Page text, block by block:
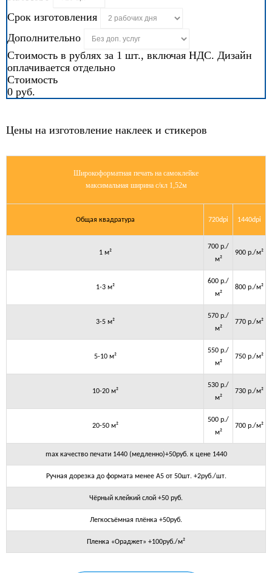
Срок изготовления
Дополнительно
Стоимость в рублях за 1 шт., включая НДС. Дизайн
оплачивается отдельно
Стоимость
0 руб.
Цены на изготовление наклеек и стикеров
Широкоформатная печать на самоклейке
максимальная ширина с/кл 1,52м
Общая квадратура 720dpi 1440dpi
1 м²
700 р./
м²
900 р./м²
1-3 м²
600 р./
м²
800 р./м²
3-5 м²
570 р./
м²
770 р./м²
5-10 м²
550 р./
м²
750 р./м²
10-20 м²
530 р./
м²
730 р./м²
20-50 м²
500 р./
м²
700 р./м²
max качество печати 1440 (медленно)+50руб. к цене 1440
Ручная дорезка до формата менее А5 от 50шт. +2руб./шт.
Чёрный клейкий слой +50 руб.
Легкосъёмная плёнка +50руб.
Пленка «Ораджет» +100руб./м²